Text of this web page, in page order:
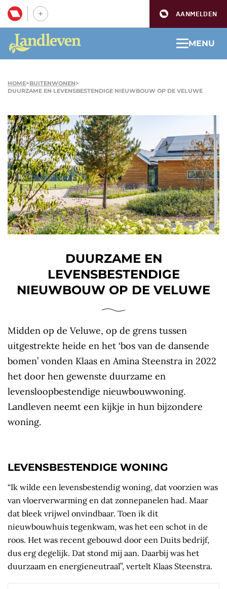
AANMELDEN
MENU
HOME>BUITENWONEN>
DUURZAME EN LEVENSBESTENDIGE NIEUWBOUW OP DE VELUWE
DUURZAME EN
LEVENSBESTENDIGE
NIEUWBOUW OP DE VELUWE
Midden op de Veluwe, op de grens tussen
uitgestrekte heide en het ‘bos van de dansende
bomen’ vonden Klaas en Amina Steenstra in 2022
het door hen gewenste duurzame en
levensloopbestendige nieuwbouwwoning.
Landleven neemt een kijkje in hun bijzondere
woning.
LEVENSBESTENDIGE WONING
“Ik wilde een levensbestendig woning, dat voorzien was
van vloerverwarming en dat zonnepanelen had. Maar
dat bleek vrijwel onvindbaar. Toen ik dit
nieuwbouwhuis tegenkwam, was het een schot in de
roos. Het was recent gebouwd door een Duits bedrijf,
dus erg degelijk. Dat stond mij aan. Daarbij was het
duurzaam en energieneutraal”, vertelt Klaas Steenstra.